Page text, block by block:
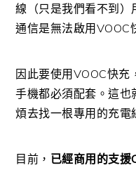
線（只是我們看不到
通信是無法啟用VOOC
因此要使用VOOC快充
手機都必須配套。這
煩去找一根專用的充電
目前， 已經商用的支援